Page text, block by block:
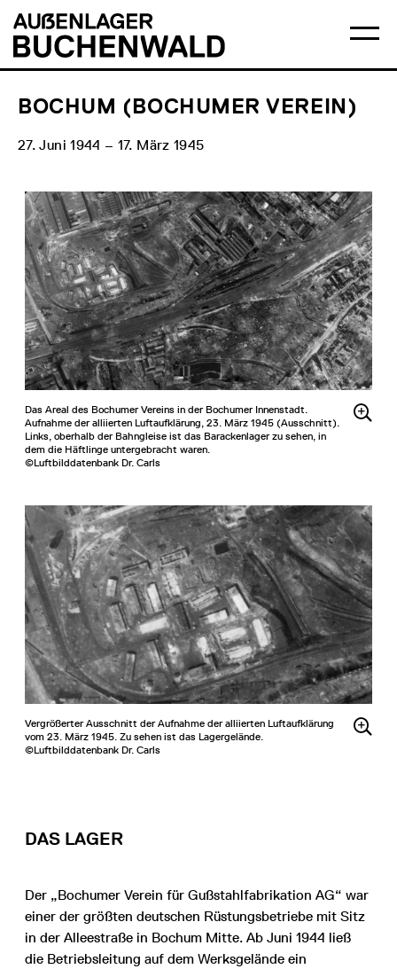
zum
Inhalt
Auẞenlager
Buchenwald
BOCHUM (BOCHUMER VEREIN)
27. Juni 1944 – 17. März 1945
Das Areal des Bochumer Vereins in der Bochumer Innenstadt.
Aufnahme der alliierten Luftaufklärung, 23. März 1945 (Ausschnitt).
Links, oberhalb der Bahngleise ist das Barackenlager zu sehen, in
dem die Häftlinge untergebracht waren.
©Luftbilddatenbank Dr. Carls
Vergrößerter Ausschnitt der Aufnahme der alliierten Luftaufklärung
vom 23. März 1945. Zu sehen ist das Lagergelände.
©Luftbilddatenbank Dr. Carls
DAS LAGER
Der „Bochumer Verein für Gußstahlfabrikation AG“ war
einer der größten deutschen Rüstungsbetriebe mit Sitz
in der Alleestraße in Bochum Mitte. Ab Juni 1944 ließ
die Betriebsleitung auf dem Werksgelände ein